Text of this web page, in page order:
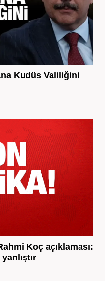
Kudüs Valiliğini
Koç açıklaması: